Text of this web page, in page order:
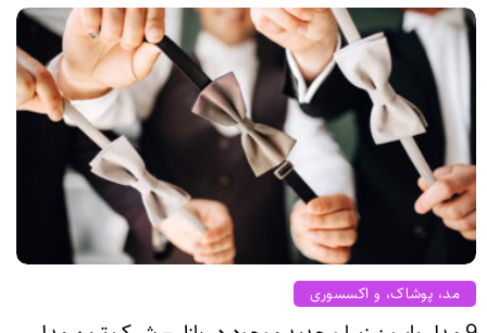
مد، پوشاک، و اکسسوری